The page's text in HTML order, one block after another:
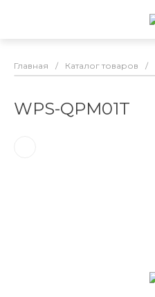
Главная / Каталог товаров /
WPS-QPM01T